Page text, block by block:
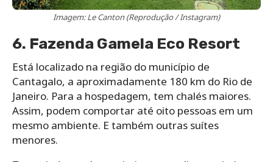
Imagem: Le Canton (Reprodução / Instagram)
6. Fazenda Gamela Eco Resort
Está localizado na região do município de
Cantagalo, a aproximadamente 180 km do Rio de
Janeiro. Para a hospedagem, tem chalés maiores.
Assim, podem comportar até oito pessoas em um
mesmo ambiente. E também outras suítes
menores.